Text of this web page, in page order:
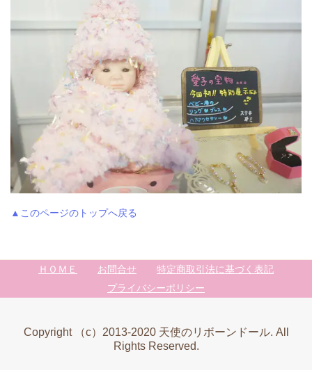
▲このページのトップへ戻る
ＨＯＭＥ お問合せ
特定商取引法に基づく表記
プライバシーポリシー
Copyright （c）2013-2020 天使のリボーンドール. All
Rights Reserved.